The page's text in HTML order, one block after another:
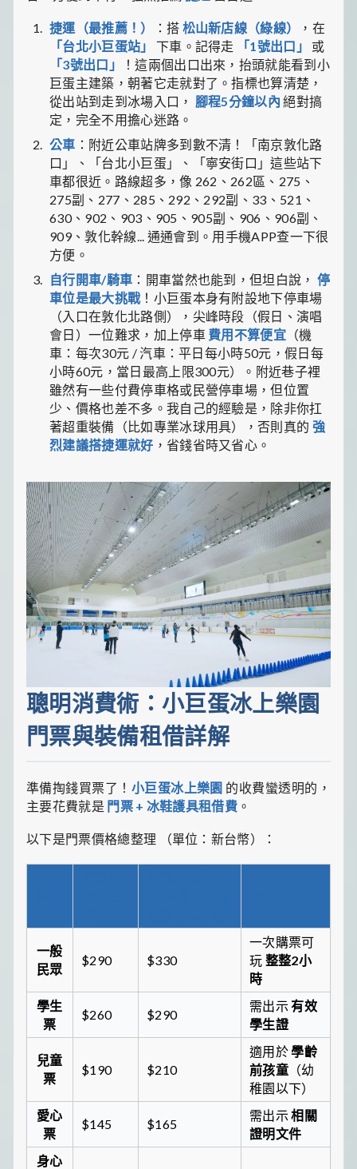
捷運（最推薦！） ：搭 松山新店線（綠線）
，在
「台北小巨蛋站」
下車。記得走 「1號出口」
或
「3號出口」
！這兩個出口出來，抬頭就能看到小
巨蛋主建築，朝著它走就對了。指標也算清楚，
從出站到走到冰場入口， 腳程5分鐘以內 絕對搞
定，完全不用擔心迷路。
公車 ：附近公車站牌多到數不清！「南京敦化路
口」、「台北小巨蛋」、「寧安街口」這些站下
車都很近。路線超多，像 262、262區、275、
275副、277、285、292、292副、33、521、
630、902、903、905、905副、906、906副、
909、敦化幹線... 通通會到。用手機APP查一下很
方便。
自行開車/騎車 ：開車當然也能到，但坦白說，停
車位是最大挑戰！小巨蛋本身有附設地下停車場
（入口在敦化北路側），尖峰時段（假日、演唱
會日）一位難求，加上停車 費用不算便宜 （機
車：每次30元 / 汽車：平日每小時50元，假日每
小時60元，當日最高上限300元）。附近巷子裡
雖然有一些付費停車格或民營停車場，但位置
少、價格也差不多。我自己的經驗是，除非你扛
著超重裝備（比如專業冰球用具），否則真的 強
烈建議搭捷運就好 ，省錢省時又省心。
聰明消費術：小巨蛋冰上樂園
門票與裝備租借詳解
準備掏錢買票了！ 小巨蛋冰上樂園 的收費蠻透明的，
主要花費就是 門票 + 冰鞋護具租借費 。
以下是門票價格總整理 （單位：新台幣）：
一般
民眾
$290 $330
一次購票可
玩 整整2小
時
學生
票
$260 $290
需出示有效
學生證
兒童
票
$190 $210
適用於學齡
前孩童（幼
稚園以下）
愛心
票
$145 $165
需出示相關
證明文件
身心